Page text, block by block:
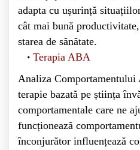
adapta cu ușurință
cât mai bună
starea de sănătate.
Terapia ABA
Analiza
terapie bazată pe știința
comportamentale care ne
funcționează
înconjurător influențează